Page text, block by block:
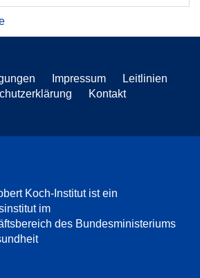
Impressum
Leitlinien
Kontakt
Koch-Institut ist ein
im
des Bundesministeriums